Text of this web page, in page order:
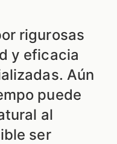
rigurosas
y eficacia
Aún
puede
al
ser